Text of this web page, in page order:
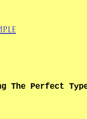
The Perfect